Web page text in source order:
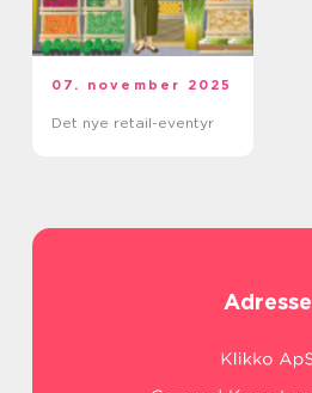
07. november 2025
Det nye retail-eventyr
Adresse